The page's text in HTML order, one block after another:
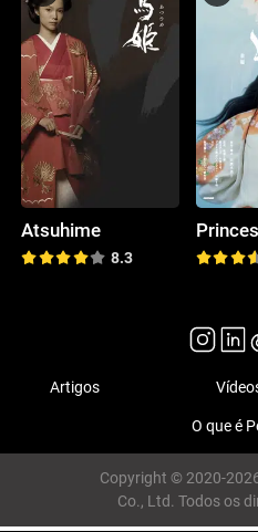
Atsuhime
8.3
Artigos
O que é
Copyright © 2020-
Co., Ltd. Todos os